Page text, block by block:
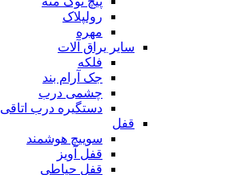
رولپلاک
مهره
سایر یراق آلات
فلکه
جک آرام بند
چشمی درب
دستگیره درب اتاقی
قفل
سوییچ هوشمند
قفل آویز
قفل حیاطی